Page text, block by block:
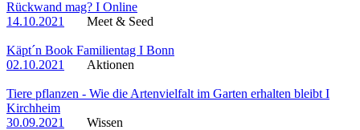
Rückwand mag? I Online
14.10.2021
Meet & Seed
Käpt´n Book Familientag I Bonn
02.10.2021
Aktionen
Tiere pflanzen - Wie die Artenvielfalt im Garten erhalten bleibt I
Kirchheim
30.09.2021
Wissen